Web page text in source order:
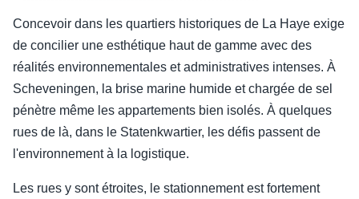
Concevoir dans les quartiers historiques de La Haye exige
de concilier une esthétique haut de gamme avec des
réalités environnementales et administratives intenses. À
Scheveningen, la brise marine humide et chargée de sel
pénètre même les appartements bien isolés. À quelques
rues de là, dans le Statenkwartier, les défis passent de
l'environnement à la logistique.
Les rues y sont étroites, le stationnement est fortement